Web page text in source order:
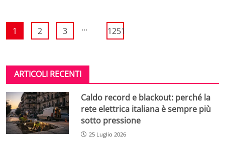
1 2 3 ... 1251
ARTICOLI RECENTI
Caldo record e blackout: perché la
rete elettrica italiana è sempre più
sotto pressione
25 Luglio 2026